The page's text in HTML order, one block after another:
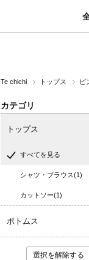
Te chichi トップス ピ
カテゴリ
トップス
すべてを見る
シャツ・ブラウス(1)
カットソー(1)
ボトムス
選択を解除する